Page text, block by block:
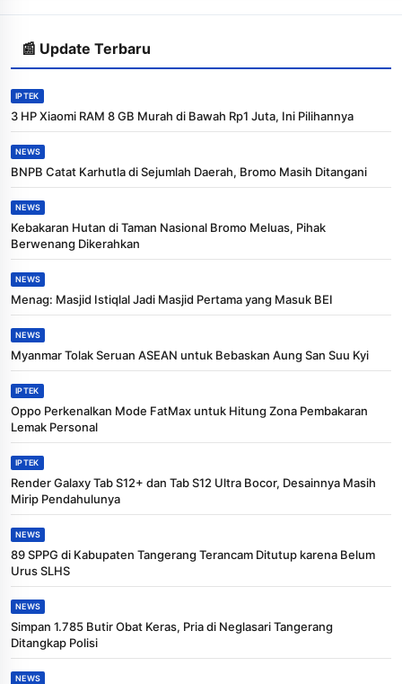
📰 Update Terbaru
IPTEK
3 HP Xiaomi RAM 8 GB Murah di Bawah Rp1 Juta, Ini Pilihannya
NEWS
BNPB Catat Karhutla di Sejumlah Daerah, Bromo Masih Ditangani
NEWS
Kebakaran Hutan di Taman Nasional Bromo Meluas, Pihak
Berwenang Dikerahkan
NEWS
Menag: Masjid Istiqlal Jadi Masjid Pertama yang Masuk BEI
NEWS
Myanmar Tolak Seruan ASEAN untuk Bebaskan Aung San Suu Kyi
IPTEK
Oppo Perkenalkan Mode FatMax untuk Hitung Zona Pembakaran
Lemak Personal
IPTEK
Render Galaxy Tab S12+ dan Tab S12 Ultra Bocor, Desainnya Masih
Mirip Pendahulunya
NEWS
89 SPPG di Kabupaten Tangerang Terancam Ditutup karena Belum
Urus SLHS
NEWS
Simpan 1.785 Butir Obat Keras, Pria di Neglasari Tangerang
Ditangkap Polisi
NEWS